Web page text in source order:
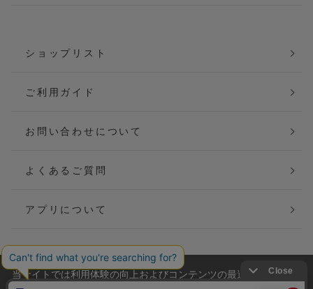
ショップリスト
ご利用ガイド
お問い合わせについて
よくあるご質問
アプリについて
当サイトでは利用体験の向上およびコンテンツの最適な提供、ト